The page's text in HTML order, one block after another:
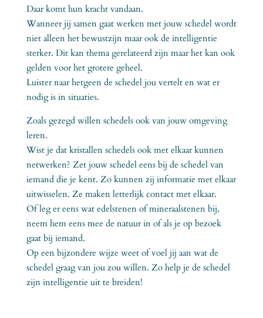
Daar komt hun kracht vandaan.
Wanneer jij samen gaat werken met jouw schedel wordt
niet alleen het bewustzijn maar ook de intelligentie
sterker. Dit kan thema gerelateerd zijn maar het kan ook
gelden voor het grotere geheel.
Luister naar hetgeen de schedel jou vertelt en wat er
nodig is in situaties.
Zoals gezegd willen schedels ook van jouw omgeving
leren.
Wist je dat kristallen schedels ook met elkaar kunnen
netwerken? Zet jouw schedel eens bij de schedel van
iemand die je kent. Zo kunnen zij informatie met elkaar
uitwisselen. Ze maken letterlijk contact met elkaar.
Of leg er eens wat edelstenen of mineraalstenen bij,
neem hem eens mee de natuur in of als je op bezoek
gaat bij iemand.
Op een bijzondere wijze weet of voel jij aan wat de
schedel graag van jou zou willen. Zo help je de schedel
zijn intelligentie uit te breiden!